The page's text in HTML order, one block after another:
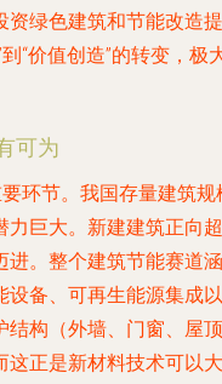
资绿色建筑和节能改造提
“价值创造”的转变，极
可为
环节。我国存量建筑规
力巨大。新建建筑正向超
进。整个建筑节能赛道涵
设备、可再生能源集成以
结构（外墙、门窗、屋顶
这正是新材料技术可以大